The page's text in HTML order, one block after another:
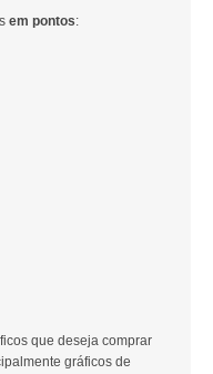
em pontos:
que deseja comprar
gráficos de